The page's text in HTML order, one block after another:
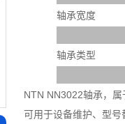
轴承宽度
轴承类型
NTN NN3022轴承，
可用于设备维护、型号